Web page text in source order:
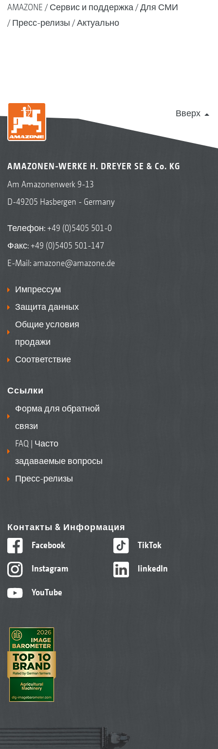
AMAZONE Сервис и поддержка
Для СМИ
Пресс-релизы
Актуально
Вверх
AMAZONEN-WERKE H. DREYER SE & Co. KG
Am Amazonenwerk 9-13
D-49205 Hasbergen - Germany
Телефон:+49 (0)5405 501-0
Факс: +49 (0)5405 501-147
E-Mail: amazone@amazone.de
Импрессум
Защита данных
Общие условия
продажи
Соответствие
Ссылки
Форма для обратной
связи
FAQ | Часто
задаваемые вопросы
Пресс-релизы
Контакты & Информация
Facebook
Instagram
YouTube
TikTok
linkedIn